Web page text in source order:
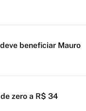
beneficiar Mauro
zero a R$ 34